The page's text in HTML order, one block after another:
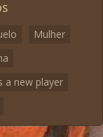
Mulher
a new player